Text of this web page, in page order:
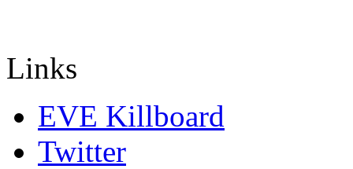
Links
EVE Killboard
Twitter